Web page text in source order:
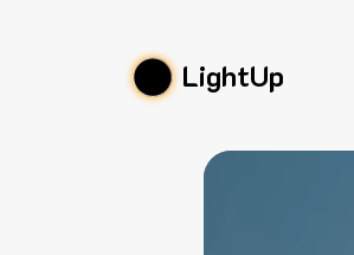
LightUp